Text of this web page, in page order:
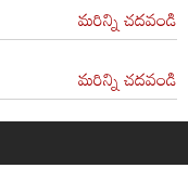
మరిన్ని చదవండి
మరిన్ని చదవండి